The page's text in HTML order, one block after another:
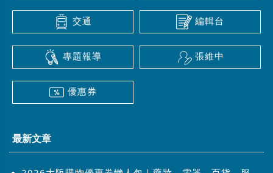
交通 編輯台
專題報導 張維中
優惠券
最新文章